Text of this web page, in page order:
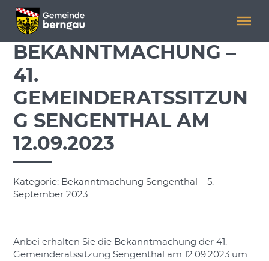
Menü überspringen
Menü überspringen
BEKANNTMACHUNG –
41.
GEMEINDERATSSITZUN
G SENGENTHAL AM
12.09.2023
Kategorie: Bekanntmachung Sengenthal – 5.
September 2023
Anbei erhalten Sie die Bekanntmachung der 41.
Gemeinderatssitzung Sengenthal am 12.09.2023 um